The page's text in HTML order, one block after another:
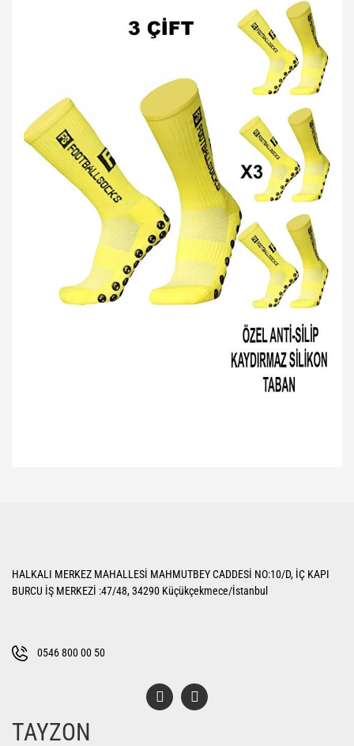
Ürün açıklamasında eksik bilgiler bulunuyor.
Bu ürüne benzer farklı alternatifler olmalı.
HALKALI MERKEZ MAHALLESİ MAHMUTBEY CADDESİ NO:10/D, İÇ KAPI
BURCU İŞ MERKEZİ :47/48, 34290 Küçükçekmece/İstanbul
0546 800 00 50
TAYZON